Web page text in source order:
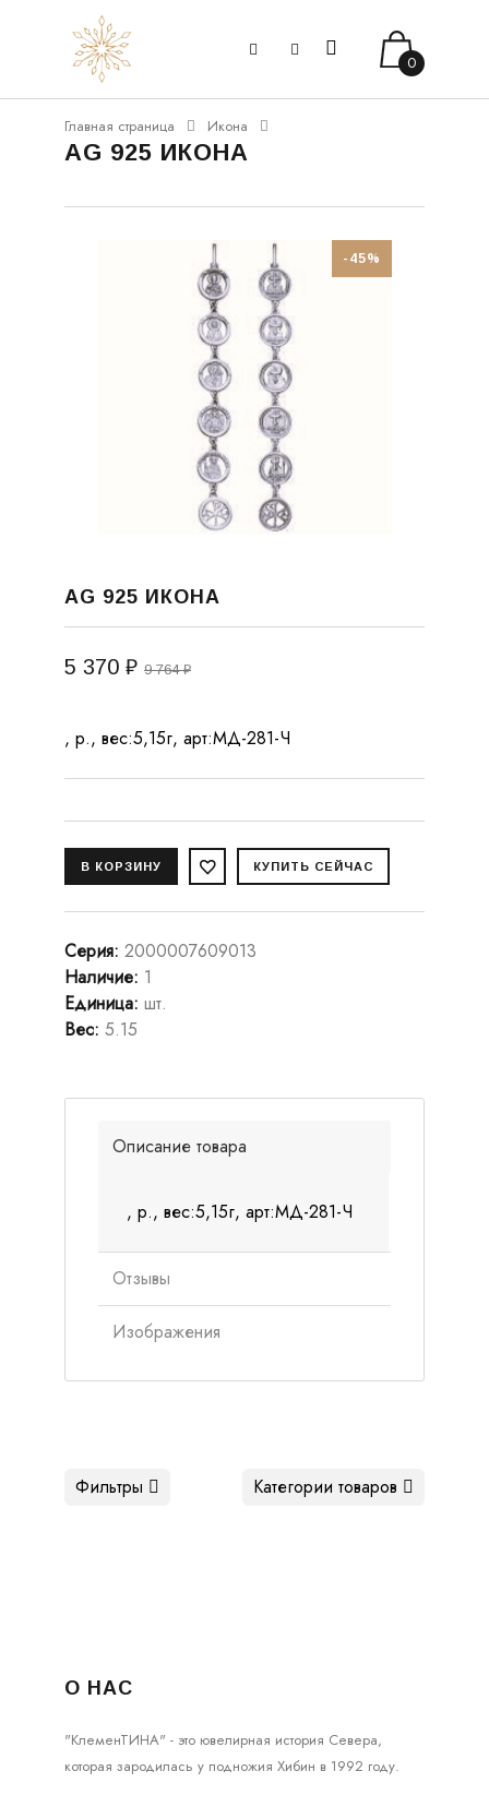
0
Главная страница Икона
AG 925 ИКОНА
-45%
AG 925 ИКОНА
5 370 ₽ 9 764 ₽
, р., вес:5,15г, арт:МД-281-Ч
Серия: 2000007609013
Наличие: 1
Единица: шт.
Вес: 5.15
Описание товара
, р., вес:5,15г, арт:МД-281-Ч
Отзывы
Изображения
Категории товаров
Фильтры
О НАС
"КлеменТИНА" - это ювелирная история Севера,
которая зародилась у подножия Хибин в 1992 году.